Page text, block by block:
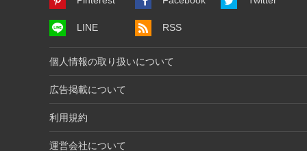
LINE RSS
個人情報の取り扱いについて
広告掲載について
利用規約
運営会社について